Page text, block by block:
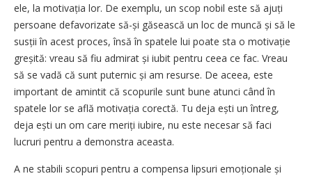
ele, la motivația lor. De exemplu, un scop nobil este să ajuți
persoane defavorizate să-și găsească un loc de muncă și să le
susții în acest proces, însă în spatele lui poate sta o motivație
greșită: vreau să fiu admirat și iubit pentru ceea ce fac. Vreau
să se vadă că sunt puternic și am resurse. De aceea, este
important de amintit că scopurile sunt bune atunci când în
spatele lor se află motivația corectă. Tu deja ești un întreg,
deja ești un om care meriți iubire, nu este necesar să faci
lucruri pentru a demonstra aceasta.
A ne stabili scopuri pentru a compensa lipsuri emoționale și